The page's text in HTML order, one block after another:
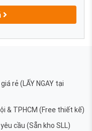
rẻ (LẤY NGAY tại
& TPHCM (Free thiết kế)
cầu (Sẵn kho SLL)